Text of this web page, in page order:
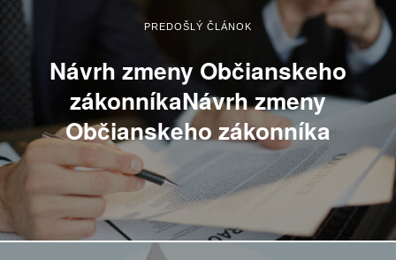
PREDOŠLÝ ČLÁNOK
Návrh zmeny Občianskeho
zákonníkaNávrh zmeny
Občianskeho zákonníka